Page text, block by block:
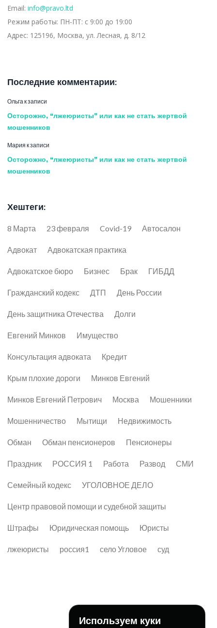
Email: info@pravo.ltd
Режим работы: ПН-ПТ: с 9:00 до 19:00
Адрес: 125196, Москва, ул. Лесная, д. 8/12
Последние комментарии:
Ольгак записи
Осторожно, “лжеюристы” или как не стать жертвой
мошенников
Мария к записи
Осторожно, “лжеюристы” или как не стать жертвой
мошенников
Хештеги:
8 Марта 23 февраля Covid-19 Автосалон
Адвокат Адвокатская практика
Адвокатское бюро Бизнес Брак ГИБДД
Гражданский кодекс ДТП День России
День защитника Отечества Долги
Евгений Минков Имущество
Консультация адвоката Кредит
Крым плохие дороги Минков Евгений
Минков Евгений Петрович Москва Мошенники
Мошенничество Мытищи Недвижимость
Обман Обман пенсионеров Пенсионеры
Праздник РОССИЯ 1 Работа Развод СМИ
Семейный кодекс УГОЛОВНОЕ ДЕЛО
Центр правовой помощи и судебной защиты
Штрафы Юридическая помощь Юристы
лжеюристы россия1 село Угловое суд
Используем куки